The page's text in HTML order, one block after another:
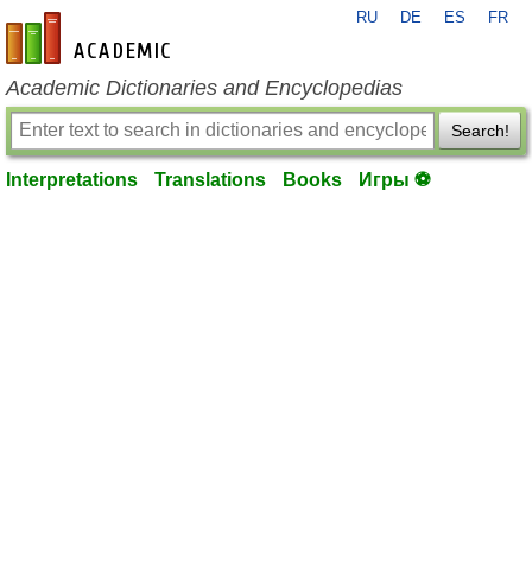
en-academic.com
RU DE ES FR
Academic Dictionaries and Encyclopedias
Search!
Interpretations Translations Books Игры ⚽